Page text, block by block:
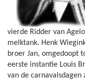
vierde Ridder van
melktank. Henk
broer Jan, omgedoopt
eerste instantie Louis
van de carnavalsdagen